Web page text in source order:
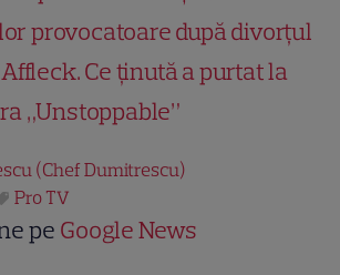
provocatoare după divorțul
Ce ținută a purtat la
„Unstoppable”
(Chef Dumitrescu)
Pro TV
pe Google News